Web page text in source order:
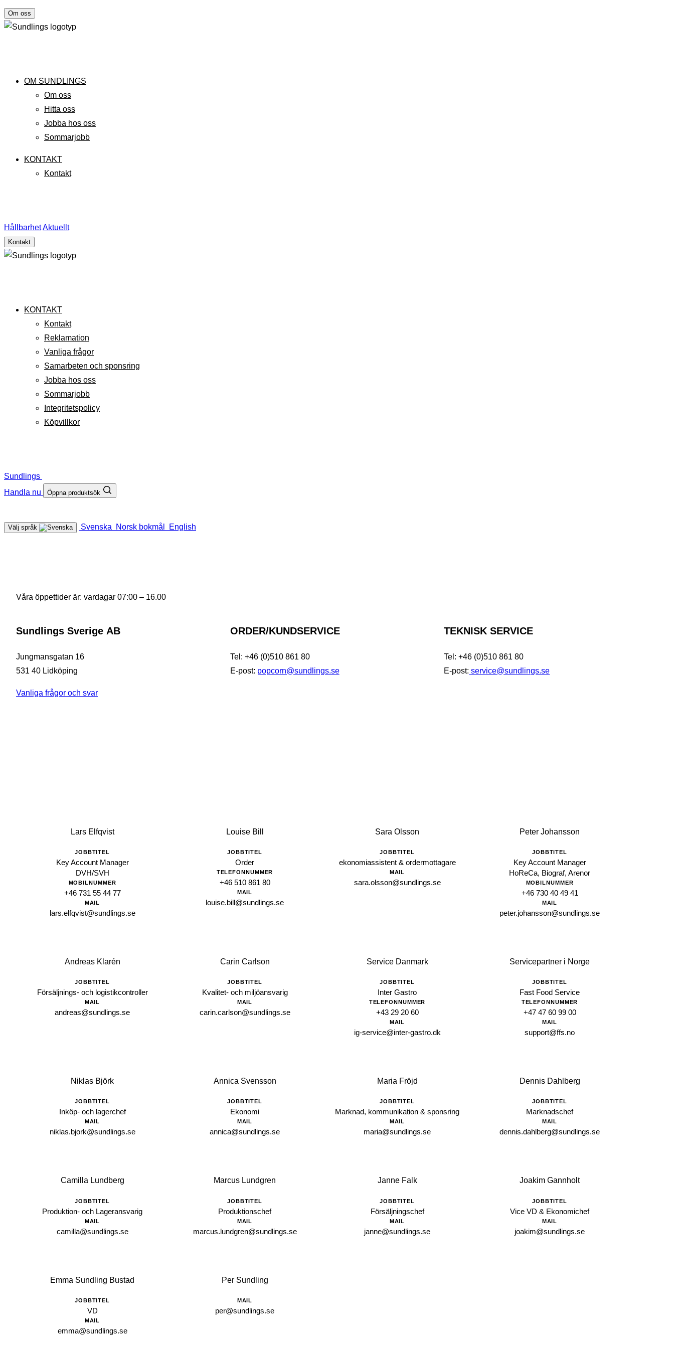
Om oss
OM SUNDLINGS
Om oss
Hitta oss
Jobba hos oss
Sommarjobb
KONTAKT
Kontakt
HållbarhetAktuellt
Kontakt
KONTAKT
Kontakt
Reklamation
Vanliga frågor
Samarbeten och sponsring
Jobba hos oss
Sommarjobb
Integritetspolicy
Köpvillkor
Sundlings
Handla nu
Öppna produktsök
Välj språk Svenska Norsk bokmål English
Våra öppettider är: vardagar 07:00 – 16.00
Sundlings Sverige AB
Jungmansgatan 16
531 40 Lidköping
ORDER/KUNDSERVICE
Tel: +46 (0)510 861 80
E-post: popcorn@sundlings.se
TEKNISK SERVICE
Tel: +46 (0)510 861 80
E-post: service@sundlings.se
Vanliga frågor och svar
Lars Elfqvist
JOBBTITEL
Key Account Manager
DVH/SVH
MOBILNUMMER
+46 731 55 44 77
MAIL
lars.elfqvist@sundlings.se
Louise Bill
JOBBTITEL
Order
TELEFONNUMMER
+46 510 861 80
MAIL
louise.bill@sundlings.se
Sara Olsson
JOBBTITEL
ekonomiassistent & ordermottagare
MAIL
sara.olsson@sundlings.se
Peter Johansson
JOBBTITEL
Key Account Manager
HoReCa, Biograf, Arenor
MOBILNUMMER
+46 730 40 49 41
MAIL
peter.johansson@sundlings.se
Andreas Klarén
JOBBTITEL
Försäljnings- och logistikcontroller
MAIL
andreas@sundlings.se
Carin Carlson
JOBBTITEL
Kvalitet- och miljöansvarig
MAIL
carin.carlson@sundlings.se
Service Danmark
JOBBTITEL
Inter Gastro
TELEFONNUMMER
+43 29 20 60
MAIL
ig-service@inter-gastro.dk
Servicepartner i Norge
JOBBTITEL
Fast Food Service
TELEFONNUMMER
+47 47 60 99 00
MAIL
support@ffs.no
Niklas Björk
JOBBTITEL
Inköp- och lagerchef
MAIL
niklas.bjork@sundlings.se
Annica Svensson
JOBBTITEL
Ekonomi
MAIL
annica@sundlings.se
Maria Fröjd
JOBBTITEL
Marknad, kommunikation & sponsring
MAIL
maria@sundlings.se
Dennis Dahlberg
JOBBTITEL
Marknadschef
MAIL
dennis.dahlberg@sundlings.se
Camilla Lundberg
JOBBTITEL
Produktion- och Lageransvarig
MAIL
camilla@sundlings.se
Marcus Lundgren
JOBBTITEL
Produktionschef
MAIL
marcus.lundgren@sundlings.se
Janne Falk
JOBBTITEL
Försäljningschef
MAIL
janne@sundlings.se
Joakim Gannholt
JOBBTITEL
Vice VD & Ekonomichef
MAIL
joakim@sundlings.se
Emma Sundling Bustad
JOBBTITEL
VD
MAIL
emma@sundlings.se
Per Sundling
MAIL
per@sundlings.se